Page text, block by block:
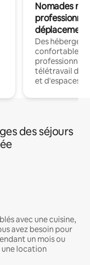
Nomades
déplacement
Des
confortables
professionnels
télétravail
et d'espaces
des séjours
avec une cuisine,
avez besoin pour
un mois ou
location